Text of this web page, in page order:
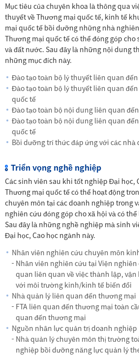
Mục tiêu của chuyên khoa là thông qua
thuyết về Thương mại quốc tế, kinh tế
mại quốc tế bồi dưỡng những nhà
Thương mại quốc tế có thể đóng góp cho
và đất nước. Sau đây là những nội dung
những mục đích này.
Đào tạo toàn bộ lý thuyết liên quan
Đào tạo toàn bộ lý thuyết liên quan
quốc tế
Đào tạo toàn bộ nội dung liên quan
Đào tạo toàn bộ nội dung liên quan
quốc tế
Bồi dưỡng trí thức đáp ứng với các nhà
Triển vọng nghề nghiệp
Các sinh viên sau khi tốt nghiệp Đại học,
Thương mại quốc tế có thể hoạt động
chuyên môn tại các doanh nghiệp trong
nghiên cứu đóng góp cho xã hội và có
Sau đây là những nghề nghiệp mà sinh
Đại học, Cao học ngành này.
Nhân viên nghiên cứu chuyên môn
Nhân viên nghiên cứu tại Viện
quan liên quan về việc thành lập, vận
với môi trường kinh/kinh tế biến đổi
Nhà quản lý liên quan đến thương mại
FTA liên quan đến thương mại toàn
quan đến thương mại
Nguồn nhân lực quản trị doanh nghiệp
Nhà quản lý chuyên môn thị trường
nghiệp bồi dưỡng năng lực quản lý